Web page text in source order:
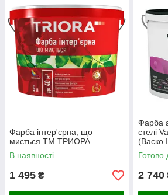
Фарба інтер'єрна, що
миється ТМ ТРИОРА
В наявності
1 495 ₴
Фарба
стелі
(Васко
Готово
2 740